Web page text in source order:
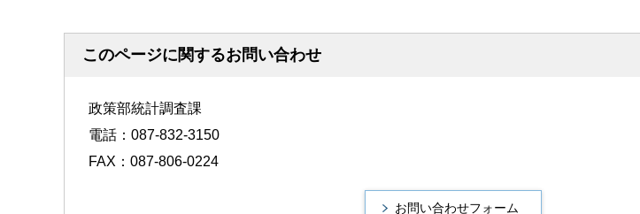
このページに関するお問い合わせ
政策部統計調査課
電話：087-832-3150
FAX：087-806-0224